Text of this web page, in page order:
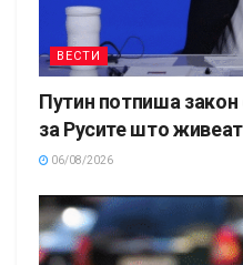
ВЕСТИ
Путин потпиша
за Русите што
06/08/2026